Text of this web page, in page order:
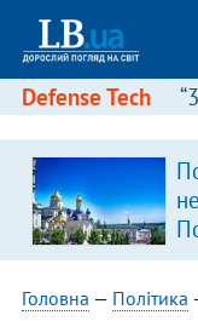
Defense Tech
Головна — Політика